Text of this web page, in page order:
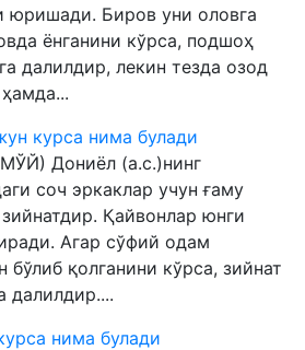
Биров уни оловга
ёнганини кўрса, подшоҳ
далилдир, лекин тезда озод
курса нима булади
Дониёл (а.с.)нинг
соч эркаклар учун ғаму
Қайвонлар юнги
Агар сўфий одам
бўлиб қолганини кўрса, зийнат
далилдир....
нима булади